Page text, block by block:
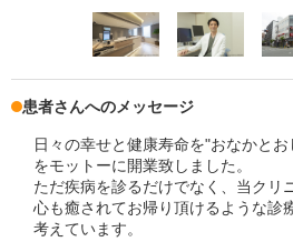
患者さんへのメッセージ
日々の幸せと健康寿命を"おなかと
をモットーに開業致しました。
ただ疾病を診るだけでなく、当クリ
心も癒されてお帰り頂けるような診
考えています。